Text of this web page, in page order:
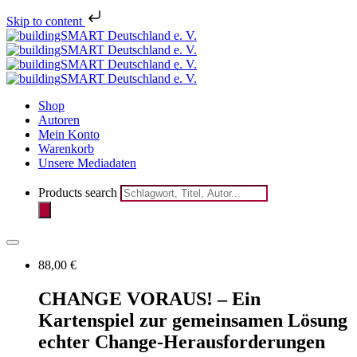
Skip to content
Shop
Autoren
Mein Konto
Warenkorb
Unsere Mediadaten
Products search
88,00 €
CHANGE VORAUS! – Ein
Kartenspiel zur gemeinsamen Lösung
echter Change-Herausforderungen